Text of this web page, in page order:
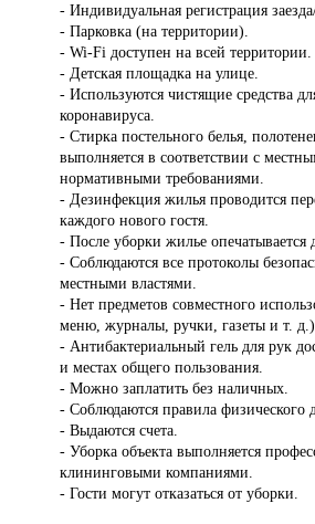
- Индивидуальная регистрация
- Парковка (на территории).
- Wi-Fi доступен на всей территории.
- Детская площадка на улице.
- Используются чистящие средства
коронавируса.
- Стирка постельного белья,
выполняется в соответствии с
нормативными требованиями.
- Дезинфекция жилья проводится
каждого нового гостя.
- После уборки жилье опечатывается
- Соблюдаются все протоколы
местными властями.
- Нет предметов совместного
меню, журналы, ручки, газеты и т.
- Антибактериальный гель для рук
и местах общего пользования.
- Можно заплатить без наличных.
- Соблюдаются правила физического
- Выдаются счета.
- Уборка объекта выполняется
клининговыми компаниями.
- Гости могут отказаться от уборки.